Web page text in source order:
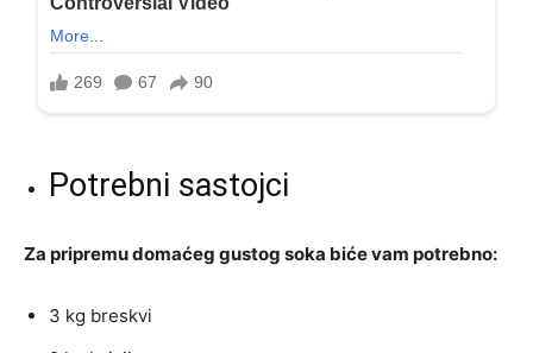
Potrebni sastojci
Za pripremu domaćeg gustog soka biće vam potrebno:
3 kg breskvi